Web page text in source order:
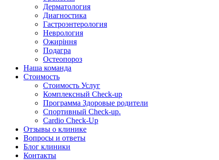
Дерматология
Диагностика
Гастроэнтерология
Неврология
Ожиріння
Подагра
Остеопороз
Наша команда
Стоимость
Стоимость Услуг
Комплексный Check-up
Программа Здоровые родители
Спортивный Check-up.
Cardio Check-Up
Отзывы о клинике
Вопросы и ответы
Блог клиники
Контакты